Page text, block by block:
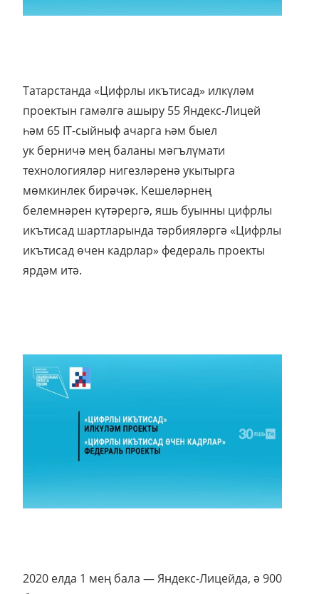
Татарстанда «Цифрлы икътисад» илкүләм
проектын гамәлгә ашыру 55 Яндекс-Лицей
һәм 65 IT-сыйныф ачарга һәм быел
ук берничә мең баланы мәгълүмати
технологияләр нигезләренә укытырга
мөмкинлек бирәчәк. Кешеләрнең
белемнәрен күтәрергә, яшь буынны цифрлы
икътисад шартларында тәрбияләргә «Цифрлы
икътисад өчен кадрлар» федераль проекты
ярдәм итә.
2020 елда 1 мең бала — Яндекс-Лицейда, ә 900